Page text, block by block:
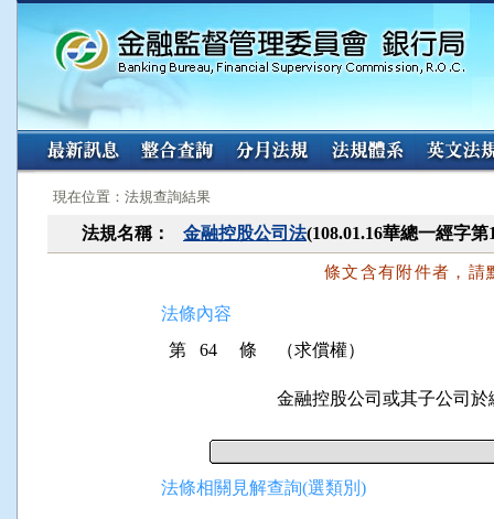
:::
現在位置：法規查詢結果
法規名稱： 金融控股公司法(108.01.16華總一經字
條文含有附件者，請
法條內容
第 64 條
（求償權）
金融控股公司或其子公司
法條相關見解查詢(選類別)